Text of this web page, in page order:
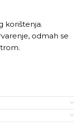
korištenja.
odmah se